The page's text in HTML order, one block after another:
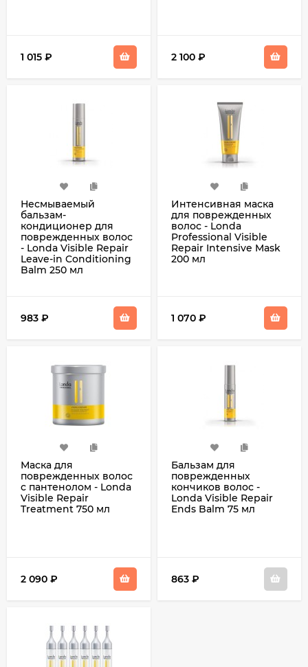
1 015 ₽ 2 100 ₽
Несмываемый
бальзам-
кондиционер для
поврежденных волос
- Londa Visible Repair
Leave-in Conditioning
Balm 250 мл
983 ₽
Интенсивная маска
для поврежденных
волос - Londa
Professional Visible
Repair Intensive Mask
200 мл
1 070 ₽
Маска для
поврежденных волос
с пантенолом - Londa
Visible Repair
Treatment 750 мл
2 090 ₽
Бальзам для
поврежденных
кончиков волос -
Londa Visible Repair
Ends Balm 75 мл
863 ₽